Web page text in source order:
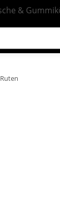
Ruten